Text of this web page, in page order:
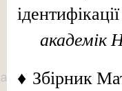
академік
♦ Збірник